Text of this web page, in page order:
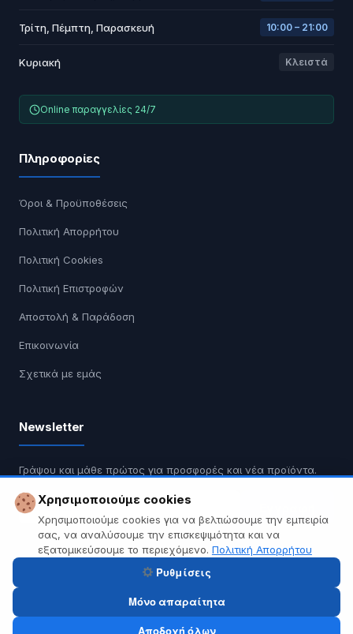
Τρίτη, Πέμπτη, Παρασκευή 10:00 – 21:00
Κυριακή Κλειστά
Online παραγγελίες 24/7
Πληροφορίες
Όροι & Προϋποθέσεις
Πολιτική Απορρήτου
Πολιτική Cookies
Πολιτική Επιστροφών
Αποστολή & Παράδοση
Επικοινωνία
Σχετικά με εμάς
Newsletter
Γράψου και μάθε πρώτος για προσφορές και νέα προϊόντα.
Δεν κάνουμε spam. Διαγραφή οποιαδήποτε στιγμή.
© 2026 Tech A Break — Built with WooCommerce.
Χρησιμοποιούμε cookies
Χρησιμοποιούμε cookies για να βελτιώσουμε την εμπειρία
σας, να αναλύσουμε την επισκεψιμότητα και να
εξατομικεύσουμε το περιεχόμενο. Πολιτική Απορρήτου
Ρυθμίσεις
Μόνο απαραίτητα
Αποδοχή όλων